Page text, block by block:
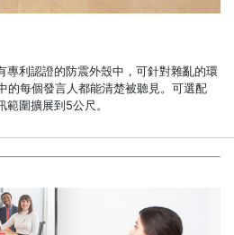
利認證的防震外殼中，可針對雜亂的環
的每個發言人都能清楚被聽見。可選配
圍擴展到5公尺。